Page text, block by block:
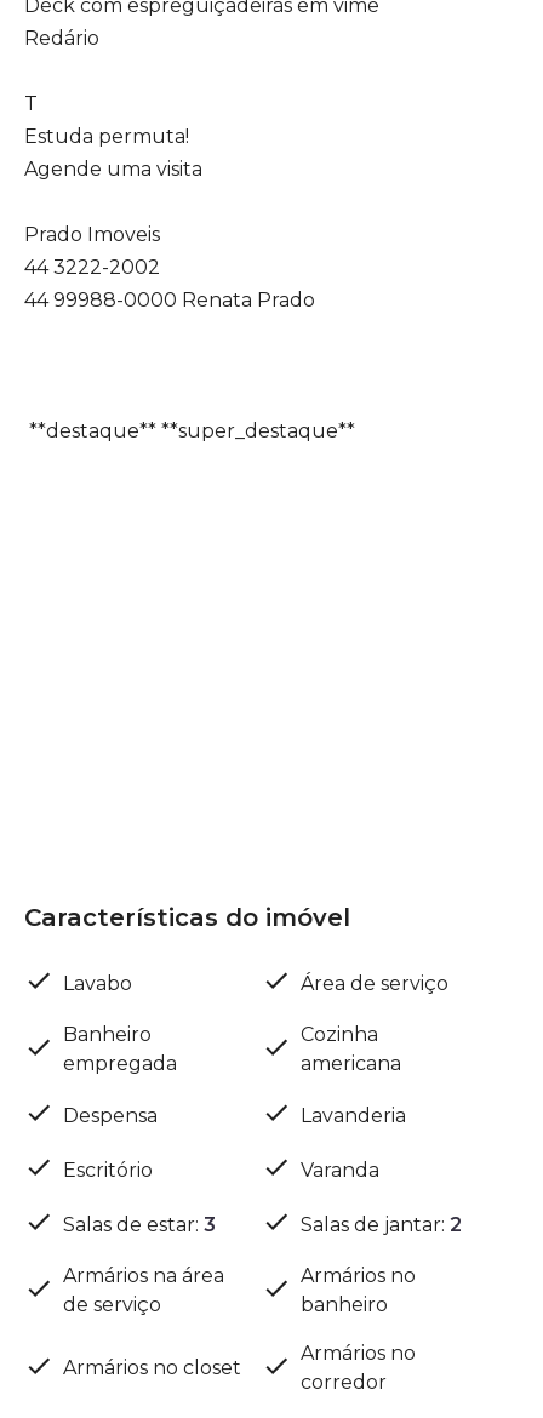
Deck com espreguiçadeiras em vime
Redário
T
Estuda permuta!
Agende uma visita
Prado Imoveis
44 3222-2002
44 99988-0000 Renata Prado
**destaque** **super_destaque**
Características do imóvel
Lavabo Área de serviço
Banheiro
empregada
Cozinha
americana
Despensa Lavanderia
Escritório Varanda
Salas de estar: 3 Salas de jantar: 2
Armários na área
de serviço
Armários no
banheiro
Armários no closet
Armários no
corredor